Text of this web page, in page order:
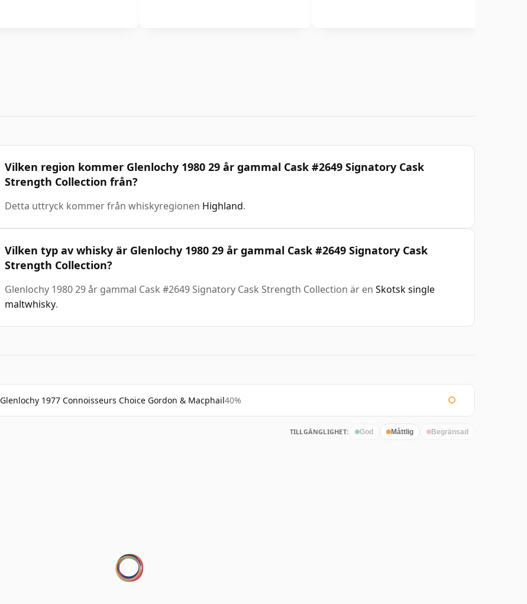
Vilken region kommer Glenlochy 1980 29 år gammal Cask #2649 Signatory Cask
Strength Collection från?
Detta uttryck kommer från whiskyregionen Highland.
Vilken typ av whisky är Glenlochy 1980 29 år gammal Cask #2649 Signatory Cask
Strength Collection?
Glenlochy 1980 29 år gammal Cask #2649 Signatory Cask Strength Collection är en Skotsk single
maltwhisky.
Glenlochy 1977 Connoisseurs Choice Gordon & Macphail40%
TILLGÄNGLIGHET: God Måttlig Begränsad